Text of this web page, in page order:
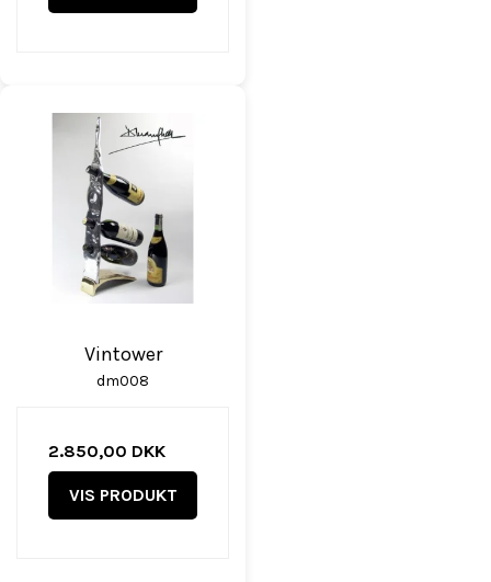
Vintower
dm008
2.850,00 DKK
VIS PRODUKT